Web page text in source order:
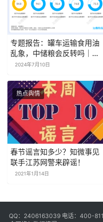
专题报告：罐车运输食用油
乱象，中储粮会反转吗｜探
舆论场
2024年7月10日
热点舆情
春节谣言知多少？知微事见
联手江苏网警来辟谣！
2021年1月14日
QQ：2406163039 电话：400-